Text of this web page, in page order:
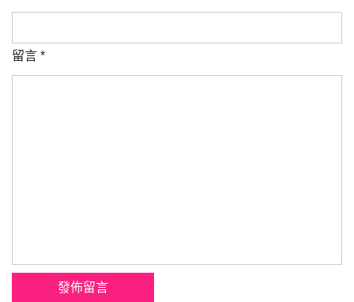
留言 *